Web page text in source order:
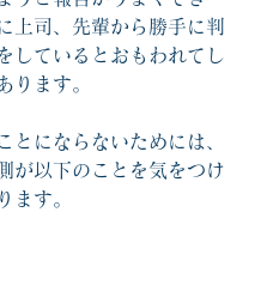
上司、先輩から勝手に判
しているとおもわれてし
ります。
とにならないためには、
が以下のことを気をつけ
ます。